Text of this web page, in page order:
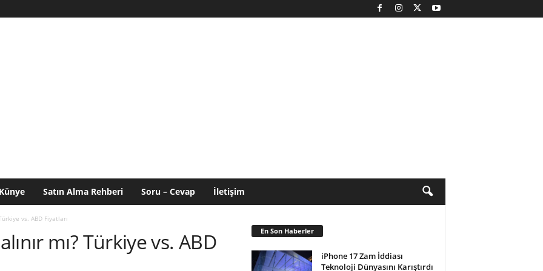
Künye Satın Alma Rehberi Soru – Cevap İletişim
vs. ABD Fiyatları
mı? Türkiye vs. ABD
En Son Haberler
iPhone 17 Zam İddiası
Teknoloji Dünyasını Karıştırdı